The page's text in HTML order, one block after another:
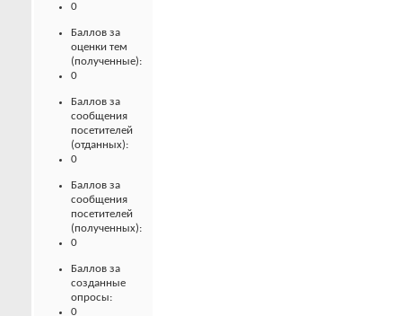
0
Баллов за
оценки тем
(полученные):
0
Баллов за
сообщения
посетителей
(отданных):
0
Баллов за
сообщения
посетителей
(полученных):
0
Баллов за
созданные
опросы:
0